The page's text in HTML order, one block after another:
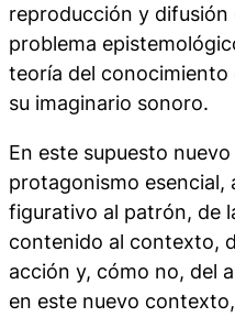
reproducción y
problema
teoría del conocimiento
su imaginario sonoro.
En este supuesto
protagonismo esencial,
figurativo al patrón, de
contenido al contexto,
acción y, cómo no, del
en este nuevo